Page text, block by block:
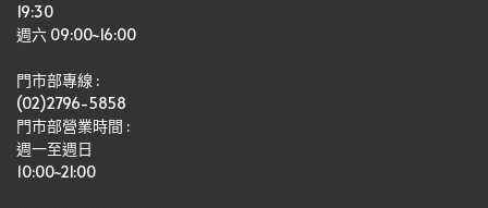
19:30
週六 09:00~16:00
門市部專線 :
(02)2796-5858
門市部營業時間 :
週一至週日
10:00~21:00